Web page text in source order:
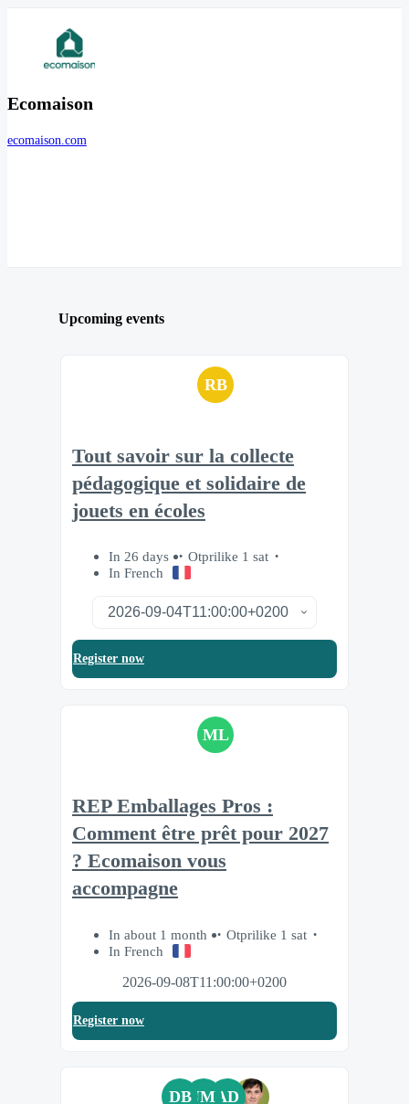
Ecomaison
ecomaison.com
Upcoming events
RB
Tout savoir sur la collecte
pédagogique et solidaire de
jouets en écoles
In 26 days
Otprilike 1 sat
In French
Register now
ML
REP Emballages Pros :
Comment être prêt pour 2027
? Ecomaison vous
accompagne
In about 1 month
Otprilike 1 sat
In French
2026-09-08T11:00:00+0200
Register now
DB JM AD